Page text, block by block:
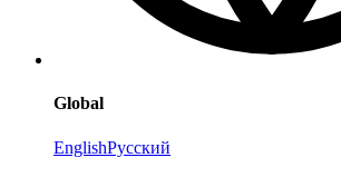
Global
EnglishРусский